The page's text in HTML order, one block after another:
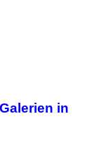
in